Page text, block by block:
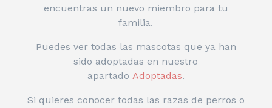
encuentras un nuevo miembro para tu
familia.
Puedes ver todas las mascotas que ya han
sido adoptadas en nuestro
apartado Adoptadas.
Si quieres conocer todas las razas de perros o